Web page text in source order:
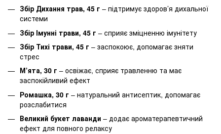
Збір Дихання трав, 45 г – підтримує здоров’я дихальної
системи
Збір Імунні трави, 45 г – сприяє зміцненню імунітету
Збір Тихі трави, 45 г – заспокоює, допомагає зняти
стрес
М’ята, 30 г – освіжає, сприяє травленню та має
заспокійливий ефект
Ромашка, 30 г – натуральний антисептик, допомагає
розслабитися
Великий букет лаванди – додає ароматерапевтичний
ефект для повного релаксу